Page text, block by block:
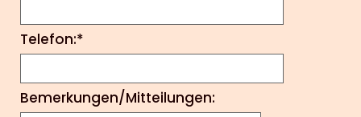
Telefon:*
Bemerkungen/Mitteilungen: